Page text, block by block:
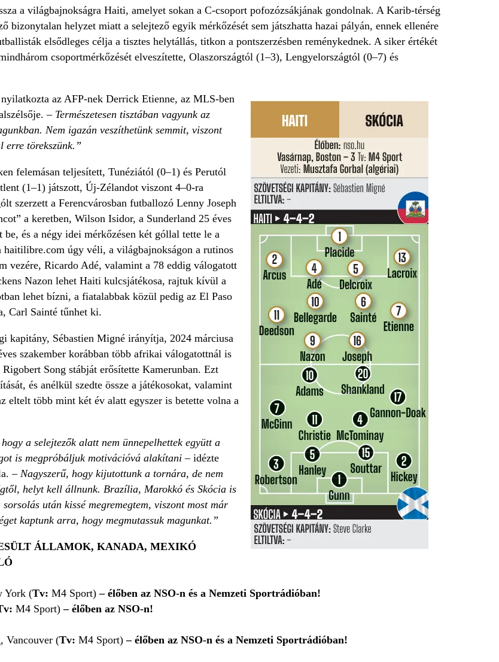
a világbajnokságra Haiti, amelyet sokan a C-csoport pofozózsákjának gondolnak. A Karib-térség
bizonytalan helyzet miatt a selejtező egyik mérkőzését sem játszhatta hazai pályán, ennek ellenére
elsődleges célja a tisztes helytállás, titkon a pontszerzésben reménykednek. A siker értékét
csoportmérkőzését elveszítette, Olaszországtól (1–3), Lengyelországtól (0–7) és
az AFP-nek Derrick Etienne, az MLS-ben
– Természetesen tisztában vagyunk az
Nem igazán veszíthetünk semmit, viszont
erre törekszünk.”
felemásan teljesített, Tunéziától (0–1) és Perutól
(1–1) játszott, Új-Zélandot viszont 4–0-ra
szerzett a Ferencvárosban futballozó Lenny Joseph
a keretben, Wilson Isidor, a Sunderland 25 éves
be, és a négy idei mérkőzésen két góllal tette le a
úgy véli, a világbajnokságon a rutinos
vezére, Ricardo Adé, valamint a 78 eddig válogatott
Nazon lehet Haiti kulcsjátékosa, rajtuk kívül a
lehet bízni, a fiatalabbak közül pedig az El Paso
Carl Sainté tűnhet ki.
kapitány, Sébastien Migné irányítja, 2024 márciusa
szakember korábban több afrikai válogatottnál is
Song stábját erősítette Kamerunban. Ezt
és anélkül szedte össze a játékosokat, valamint
eltelt több mint két év alatt egyszer is betette volna a
a selejtezők alatt nem ünnepelhettek együtt a
is megpróbáljuk motivációvá alakítani– idézte
– Nagyszerű, hogy kijutottunk a tornára, de nem
helyt kell állnunk. Brazília, Marokkó és Skócia is
után kissé megremegtem, viszont most már
kaptunk arra, hogy megmutassuk magunkat.”
ÁLLAMOK, KANADA, MEXIKÓ
York (Tv: M4 Sport)– élőben az NSO-n és a Nemzeti Sportrádióban!
M4 Sport)– élőben az NSO-n!
Vancouver (Tv: M4 Sport)– élőben az NSO-n és a Nemzeti Sportrádióban!